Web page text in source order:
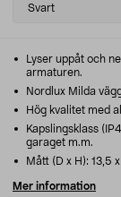
variant
Svart
Lyser uppåt och
armaturen.
Nordlux Milda
Hög kvalitet med
Kapslingsklass
garaget m.m.
Mått (D x H): 13,5
Mer information